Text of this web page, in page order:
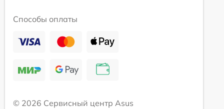
Способы оплаты
© 2026 Сервисный центр Asus